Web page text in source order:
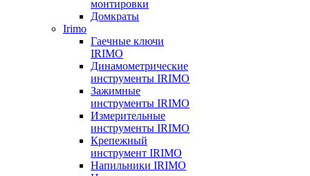
монтировки
Домкраты
Irimo
Гаечные ключи
IRIMO
Динамометрические
инструменты IRIMO
Зажимные
инструменты IRIMO
Измерительные
инструменты IRIMO
Крепежный
инструмент IRIMO
Напильники IRIMO